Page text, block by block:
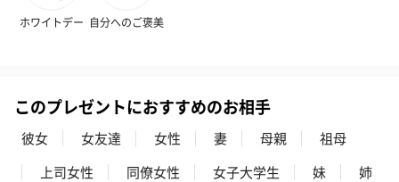
花束ハンドタオル（ピ
ンク）（1,760円）
花束ハンドタオル（ブ
ルー）（1,760円）
ワイト）（
ホワイトデー 自分へのご褒美
このプレゼントにおすすめのお相手
彼女 女友達 女性 妻 母親
祖母
上司女性
同僚女性 女子大学生 妹
姉